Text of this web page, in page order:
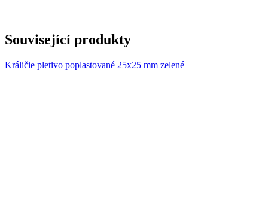
Související produkty
Králičie pletivo poplastované 25x25 mm zelené